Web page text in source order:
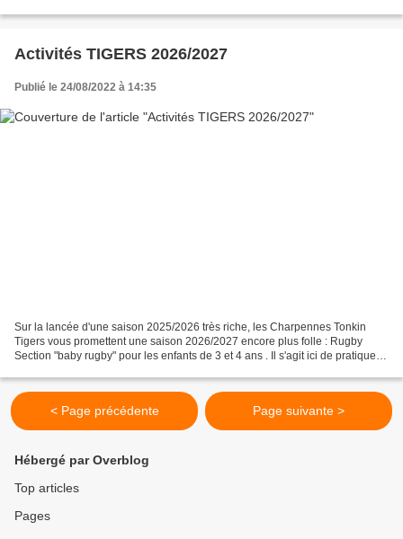
Activités TIGERS 2026/2027
Publié le 24/08/2022 à 14:35
Sur la lancée d'une saison 2025/2026 très riche, les Charpennes Tonkin
Tigers vous promettent une saison 2026/2027 encore plus folle : Rugby
Section "baby rugby" pour les enfants de 3 et 4 ans . Il s'agit ici de pratiquer
< Page précédente Page suivante >
Hébergé par Overblog
Top articles
Pages